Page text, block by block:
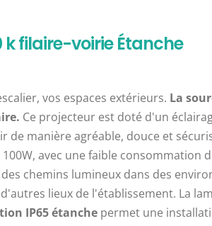
k filaire-voirie Étanche
vos espaces extérieurs. La
Ce projecteur est doté d'un
de manière agréable, douce et
avec une faible consommation
chemins lumineux dans des
lieux de l'établissement. La
IP65 étanche permet une